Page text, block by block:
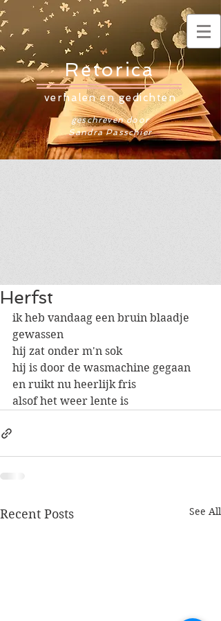
Retorica
verhalen en gedichten
geschreven door
Sandra Passchier
Herfst
ik heb vandaag een bruin blaadje
gewassen
hij zat onder m'n sok
hij is door de wasmachine gegaan
en ruikt nu heerlijk fris
alsof het weer lente is
Recent Posts See All